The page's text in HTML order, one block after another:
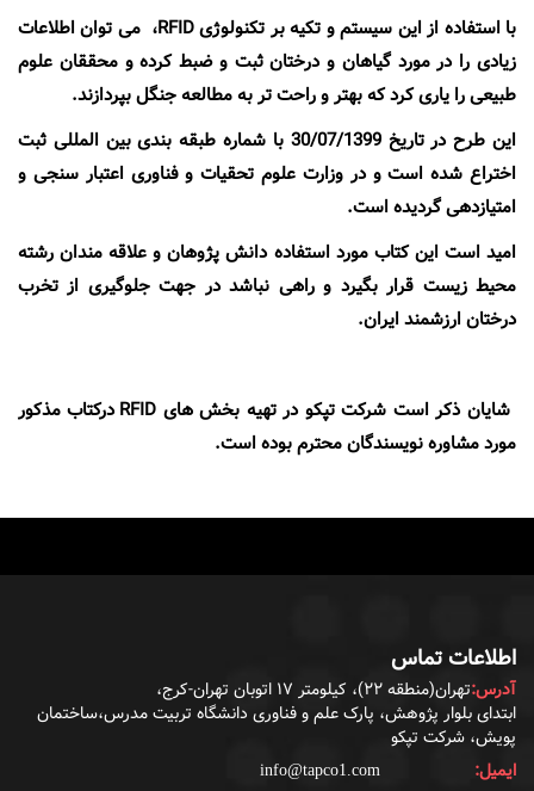
با استفاده از این سیستم و تکیه بر تکنولوژی RFID، می توان اطلاعات
زیادی را در مورد گیاهان و درختان ثبت و ضبط کرده و محققان علوم
طبیعی را یاری کرد که بهتر و راحت تر به مطالعه جنگل بپردازند.
این طرح در تاریخ 30/07/1399 با شماره طبقه بندی بین المللی ثبت
اختراع شده است و در وزارت علوم تحقیات و فناوری اعتبار سنجی و
امتیازدهی گردیده است.
امید است این کتاب مورد استفاده دانش پژوهان و علاقه مندان رشته
محیط زیست قرار بگیرد و راهی نباشد در جهت جلوگیری از تخرب
درختان ارزشمند ایران.
شایان ذکر است شرکت تپکو در تهیه بخش های RFID درکتاب مذکور
مورد مشاوره نویسندگان محترم بوده است.
اطلاعات تماس
آدرس:تهران(منطقه ۲۲)، کیلومتر ۱۷ اتوبان تهران-کرج،
ابتدای بلوار پژوهش، پارک علم و فناوری دانشگاه تربیت مدرس،ساختمان
پویش، شرکت تپکو
ایمیل:
info@tapco1.com